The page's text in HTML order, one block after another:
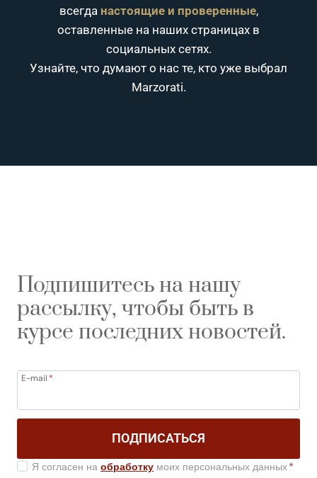
всегда настоящие и проверенные,
оставленные на наших страницах в
социальных сетях.
Узнайте, что думают о нас те, кто уже выбрал
Marzorati.
Подпишитесь на нашу
рассылку, чтобы быть в
курсе последних новостей.
E-mail *
ПОДПИСАТЬСЯ
Я согласен наобработку моих персональных данных*